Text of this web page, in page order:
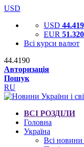
USD
USD
EUR
Всі курси валют
44.4190
Авторизація
Пошук
RU
ВСІ РОЗДІЛИ
Головна
Україна
Всі новини